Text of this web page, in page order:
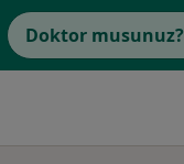
Doktor musunuz?